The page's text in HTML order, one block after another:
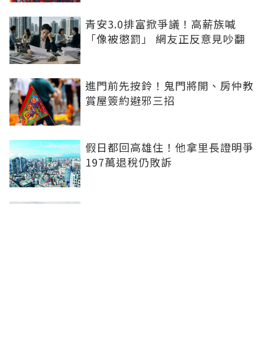
青安3.0排富掀爭議！高薪族喊
「像被懲罰」 網友正反意見吵翻
進門前先按鈴！鬼門將開、房仲教
賞屋簽約避邪三招
假日都回高雄住！他拿里長證明爭
197萬退稅仍敗訴